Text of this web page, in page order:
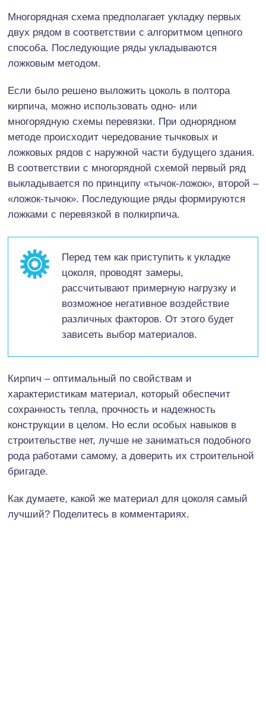
Многорядная схема предполагает укладку первых
двух рядом в соответствии с алгоритмом цепного
способа. Последующие ряды укладываются
ложковым методом.
Если было решено выложить цоколь в полтора
кирпича, можно использовать одно- или
многорядную схемы перевязки. При однорядном
методе происходит чередование тычковых и
ложковых рядов с наружной части будущего здания.
В соответствии с многорядной схемой первый ряд
выкладывается по принципу «тычок-ложок», второй –
«ложок-тычок». Последующие ряды формируются
ложками с перевязкой в полкирпича.
Перед тем как приступить к укладке
цоколя, проводят замеры,
рассчитывают примерную нагрузку и
возможное негативное воздействие
различных факторов. От этого будет
зависеть выбор материалов.
Кирпич – оптимальный по свойствам и
характеристикам материал, который обеспечит
сохранность тепла, прочность и надежность
конструкции в целом. Но если особых навыков в
строительстве нет, лучше не заниматься подобного
рода работами самому, а доверить их строительной
бригаде.
Как думаете, какой же материал для цоколя самый
лучший? Поделитесь в комментариях.